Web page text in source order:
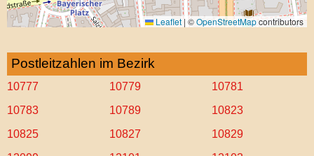
Leaflet | ©OpenStreetMapcontributors
Postleitzahlen im Bezirk
10777 10779
10781
10783
10789
10823
10825
10827
10829